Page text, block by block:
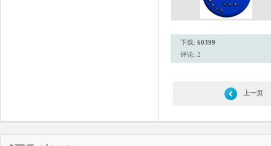
下载: 60399
评论: 2
上一页